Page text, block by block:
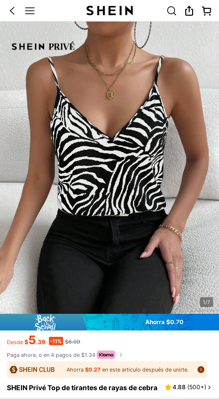
1/7
Ahorra $0.70
Desde $5.39 -11% $6.09
Paga ahora, o en 4 pagos de $1.34
Ahorra $0.27 en este artículo después de unirte.
SHEIN Privé Top de tirantes de rayas de cebra 4.88 (500+)